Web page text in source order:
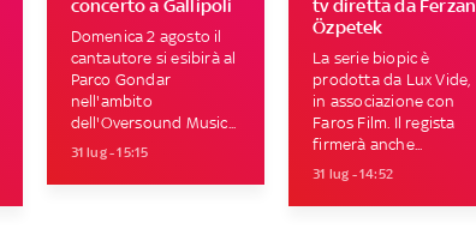
concerto a Gallipoli
Domenica 2 agosto il
cantautore si esibirà al
Parco Gondar
nell'ambito
dell'Oversound Music...
31 lug - 15:15
tv diretta da Ferzan
Özpetek
La serie biopic è
prodotta da Lux Vide,
in associazione con
Faros Film. Il regista
firmerà anche...
31 lug - 14:52